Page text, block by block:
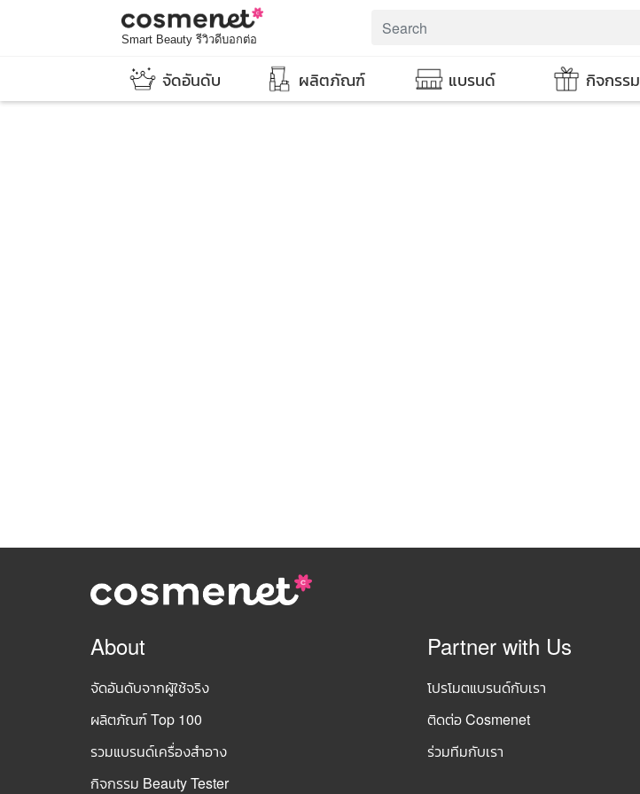
Smart Beauty รีวิวดีบอกต่อ
จัดอันดับ ผลิตภัณฑ์ แบรนด์ กิจกรรม
About
จัดอันดับจากผู้ใช้จริง
ผลิตภัณฑ์ Top 100
รวมแบรนด์เครื่องสำอาง
กิจกรรม Beauty Tester
Partner with Us
โปรโมตแบรนด์กับเรา
ติดต่อ Cosmenet
ร่วมทีมกับเรา